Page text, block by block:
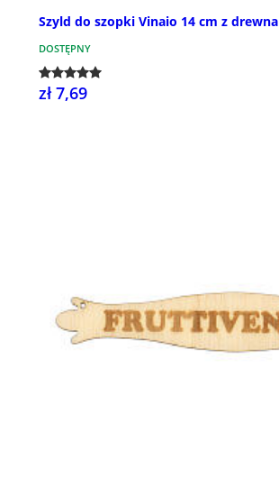
Szyld do szopki Vinaio 14 cm z drewna
DOSTĘPNY
zł 7,69